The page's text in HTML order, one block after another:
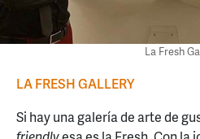
La Fresh
LA FRESH GALLERY
Si hay una galería de arte de